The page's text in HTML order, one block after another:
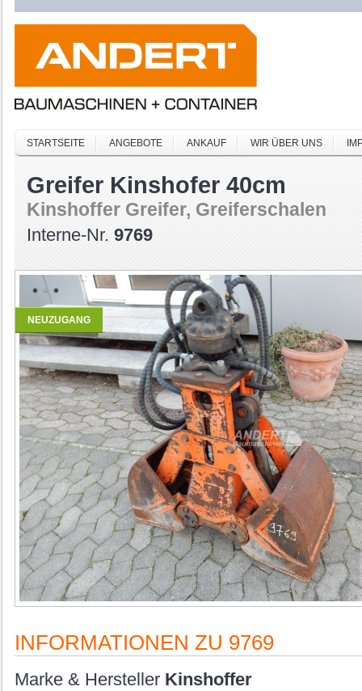
STARTSEITE ANGEBOTE ANKAUF WIR ÜBER UNS
Greifer Kinshofer 40cm
Kinshoffer Greifer, Greiferschalen
Interne-Nr. 9769
NEUZUGANG
INFORMATIONEN ZU 9769
Marke & Hersteller Kinshoffer